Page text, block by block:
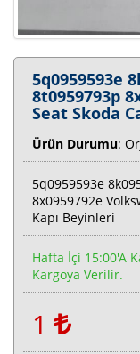
5q0959593e
8t0959793p
Seat Skoda
Ürün Durumu:
5q0959593e
8x0959792e
Kapı Beyinleri
Hafta İçi 15:00'a
Kargoya Verilir.
1